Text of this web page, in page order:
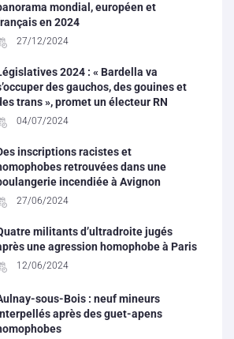
mondial, européen et
en 2024
27/12/2024
2024 : « Bardella va
des gauchos, des gouines et
trans », promet un électeur RN
04/07/2024
inscriptions racistes et
retrouvées dans une
incendiée à Avignon
27/06/2024
militants d’ultradroite jugés
une agression homophobe à Paris
12/06/2024
sous-Bois : neuf mineurs
après des guet-apens